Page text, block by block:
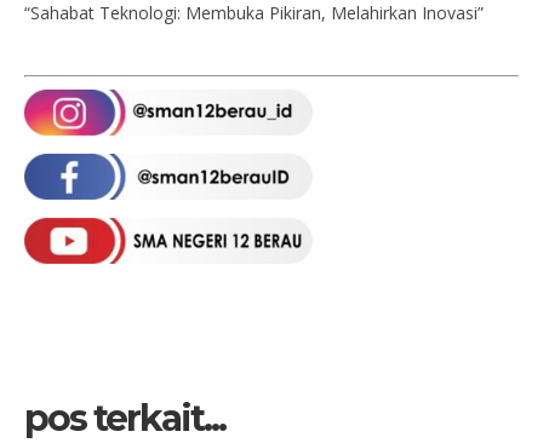
“Sahabat Teknologi: Membuka Pikiran, Melahirkan Inovasi”
pos terkait...